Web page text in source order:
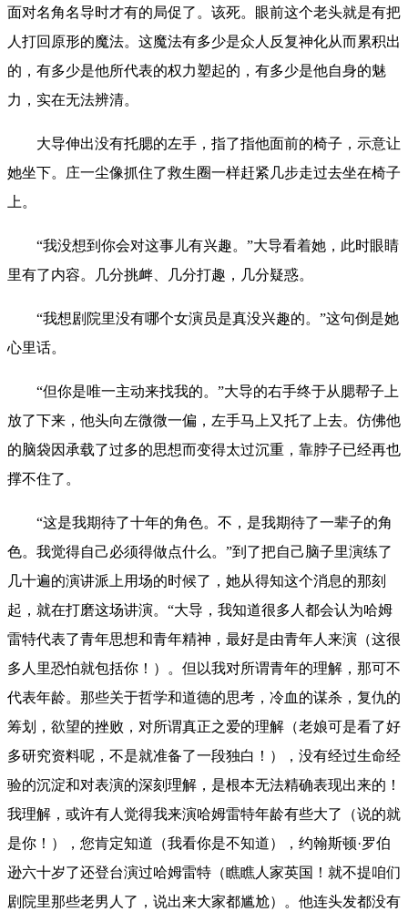
面对名角名导时才有的局促了。该死。眼前这个老头就是有把
人打回原形的魔法。这魔法有多少是众人反复神化从而累积出
的，有多少是他所代表的权力塑起的，有多少是他自身的魅
力，实在无法辨清。
大导伸出没有托腮的左手，指了指他面前的椅子，示意让
她坐下。庄一尘像抓住了救生圈一样赶紧几步走过去坐在椅子
上。
“我没想到你会对这事儿有兴趣。”大导看着她，此时眼睛
里有了内容。几分挑衅、几分打趣，几分疑惑。
“我想剧院里没有哪个女演员是真没兴趣的。”这句倒是她
心里话。
“但你是唯一主动来找我的。”大导的右手终于从腮帮子上
放了下来，他头向左微微一偏，左手马上又托了上去。仿佛他
的脑袋因承载了过多的思想而变得太过沉重，靠脖子已经再也
撑不住了。
“这是我期待了十年的角色。不，是我期待了一辈子的角
色。我觉得自己必须得做点什么。”到了把自己脑子里演练了
几十遍的演讲派上用场的时候了，她从得知这个消息的那刻
起，就在打磨这场讲演。“大导，我知道很多人都会认为哈姆
雷特代表了青年思想和青年精神，最好是由青年人来演（这很
多人里恐怕就包括你！）。但以我对所谓青年的理解，那可不
代表年龄。那些关于哲学和道德的思考，冷血的谋杀，复仇的
筹划，欲望的挫败，对所谓真正之爱的理解（老娘可是看了好
多研究资料呢，不是就准备了一段独白！），没有经过生命经
验的沉淀和对表演的深刻理解，是根本无法精确表现出来的！
我理解，或许有人觉得我来演哈姆雷特年龄有些大了（说的就
是你！），您肯定知道（我看你是不知道），约翰斯顿·罗伯
逊六十岁了还登台演过哈姆雷特（瞧瞧人家英国！就不提咱们
剧院里那些老男人了，说出来大家都尴尬）。他连头发都没有